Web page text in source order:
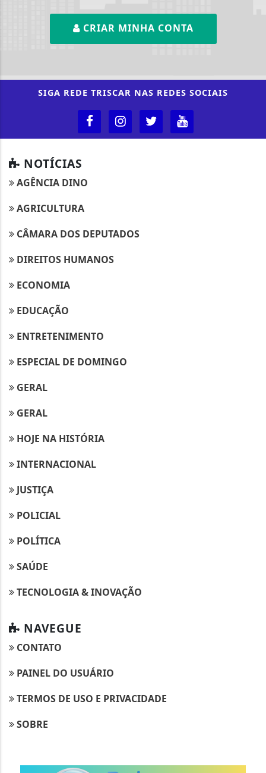
CRIAR MINHA CONTA
SIGA REDE TRISCAR NAS REDES SOCIAIS
NOTÍCIAS
AGÊNCIA DINO
AGRICULTURA
CÂMARA DOS DEPUTADOS
DIREITOS HUMANOS
ECONOMIA
EDUCAÇÃO
ENTRETENIMENTO
ESPECIAL DE DOMINGO
GERAL
GERAL
HOJE NA HISTÓRIA
INTERNACIONAL
JUSTIÇA
POLICIAL
POLÍTICA
SAÚDE
TECNOLOGIA & INOVAÇÃO
NAVEGUE
CONTATO
PAINEL DO USUÁRIO
TERMOS DE USO E PRIVACIDADE
SOBRE